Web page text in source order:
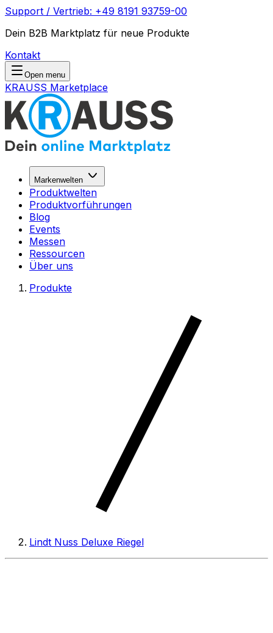
Support / Vertrieb: +49 8191 93759-00
Dein B2B Marktplatz für neue Produkte
Kontakt
Open menu
KRAUSS Marketplace
Markenwelten
Produktwelten
Produktvorführungen
Blog
Events
Messen
Ressourcen
Über uns
Produkte
Lindt Nuss Deluxe Riegel